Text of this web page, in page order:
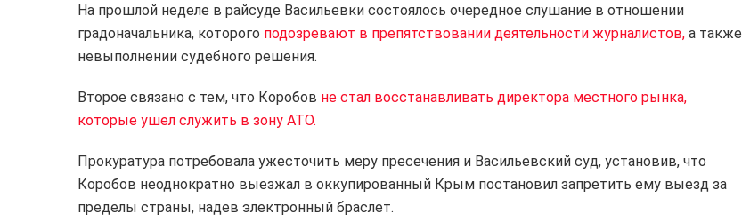
На прошлой неделе в райсуде Васильевки состоялось очередное слушание в отношении
градоначальника, которого подозревают в препятствовании деятельности журналистов, а также
невыполнении судебного решения.
Второе связано с тем, что Коробов не стал восстанавливать директора местного рынка,
которые ушел служить в зону АТО.
Прокуратура потребовала ужесточить меру пресечения и Васильевский суд, установив, что
Коробов неоднократно выезжал в оккупированный Крым постановил запретить ему выезд за
пределы страны, надев электронный браслет.